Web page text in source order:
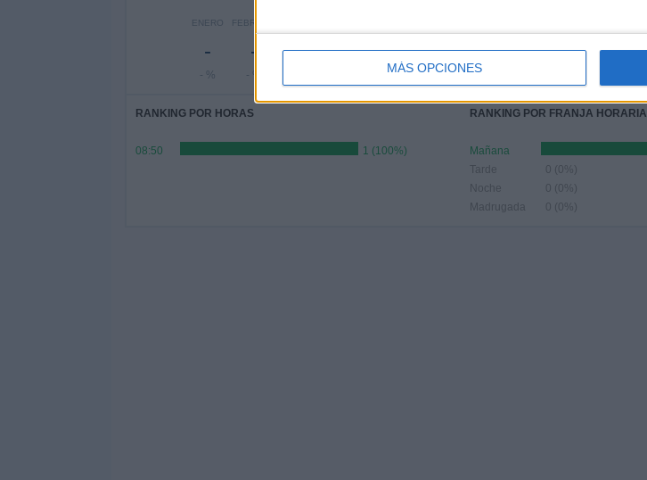
MÁS OPCIONES
ENERO
-
- %
FEBRERO
-
- %
- - - -
- %
-
- %
-
- %
- 1
RANKING POR HORAS
08:50 1 (100%)
RANKING POR FRANJA HORARIA
Mañana
Tarde
0 (0%)
Noche
0 (0%)
Madrugada
0 (0%)